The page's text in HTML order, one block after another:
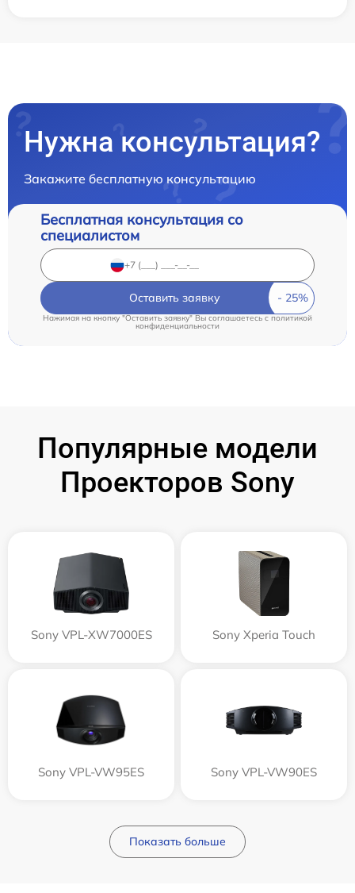
Нужна консультация?
Закажите бесплатную консультацию
Бесплатная консультация со
специалистом
Оставить заявку
Нажимая на кнопку "Оставить заявку" Вы соглашаетесь cполитикой
конфиденциальности
Популярные модели
Проекторов Sony
Sony VPL-XW7000ES Sony Xperia Touch
Sony VPL-VW95ES Sony VPL-VW90ES
Показать больше